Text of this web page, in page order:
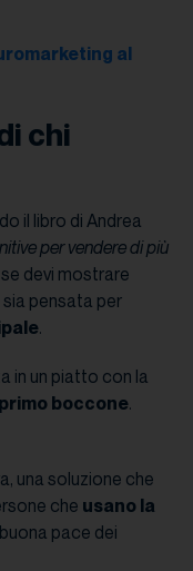
al
chi
il libro di Andrea
per vendere di più
se devi mostrare
sia pensata per
.
in un piatto con la
primo boccone.
una soluzione che
che usano la
pace dei